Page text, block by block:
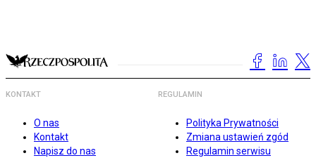
KONTAKT
O nas
Kontakt
Napisz do nas
REGULAMIN
Polityka Prywatności
Zmiana ustawień zgód
Regulamin serwisu